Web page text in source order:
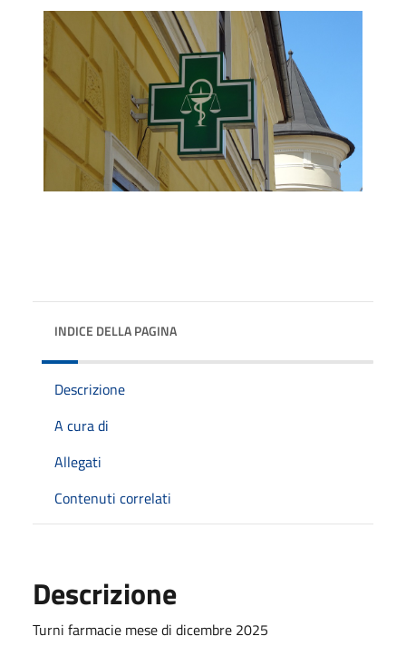
INDICE DELLA PAGINA
Descrizione
A cura di
Allegati
Contenuti correlati
Descrizione
Turni farmacie mese di dicembre 2025